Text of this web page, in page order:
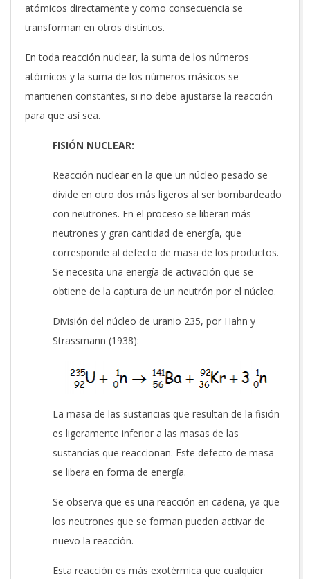
atómicos directamente y como consecuencia se
transforman en otros distintos.
En toda reacción nuclear, la suma de los números
atómicos y la suma de los números másicos se
mantienen constantes, si no debe ajustarse la reacción
para que así sea.
FISIÓN NUCLEAR:
Reacción nuclear en la que un núcleo pesado se
divide en otro dos más ligeros al ser bombardeado
con neutrones. En el proceso se liberan más
neutrones y gran cantidad de energía, que
corresponde al defecto de masa de los productos.
Se necesita una energía de activación que se
obtiene de la captura de un neutrón por el núcleo.
División del núcleo de uranio 235, por Hahn y
Strassmann (1938):
La masa de las sustancias que resultan de la fisión
es ligeramente inferior a las masas de las
sustancias que reaccionan. Este defecto de masa
se libera en forma de energía.
Se observa que es una reacción en cadena, ya que
los neutrones que se forman pueden activar de
nuevo la reacción.
Esta reacción es más exotérmica que cualquier